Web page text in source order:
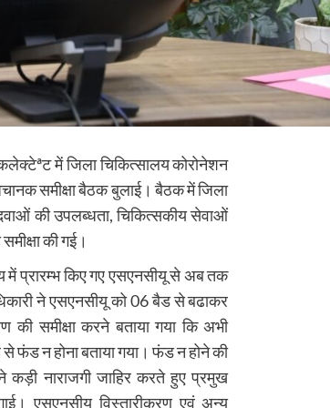
में जिला चिकित्सालय कोरोनेशन
समीक्षा बैठक बुलाई। बैठक में जिला
की उपलब्धता, चिकित्सकीय सेवाओं
की गई।
में प्रारम्भ किए गए एसएनसीयू से अब तक
ने एसएनसीयू को 06 बैड से बढाकर
समीक्षा करने बताया गया कि अभी
से फंड न होना बताया गया। फंड न होने की
कड़ी नाराजगी जाहिर करते हुए प्रमुख
एसएनसीयू विस्तारीकरण एवं अन्य